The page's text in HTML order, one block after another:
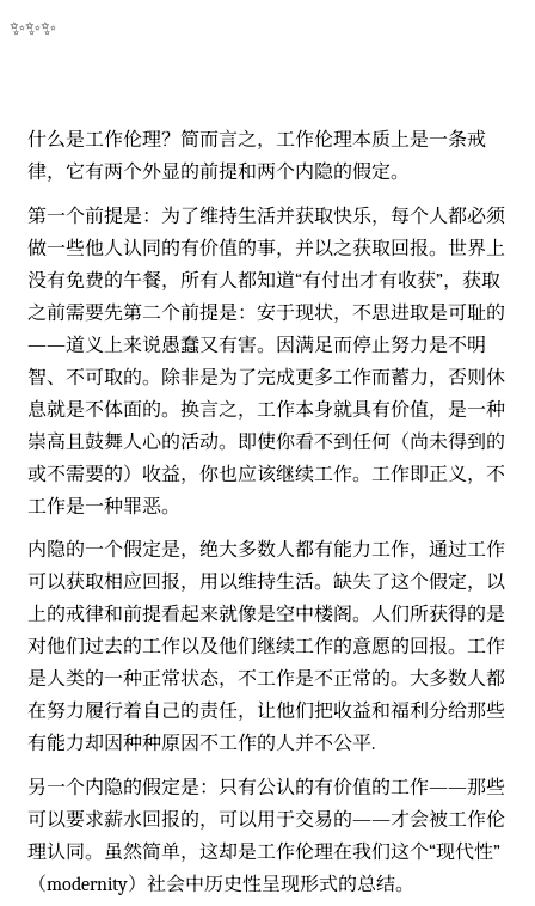
✨✨✨
什么是工作伦理？简而言之，工作伦理本质上是一条戒
律，它有两个外显的前提和两个内隐的假定。
第一个前提是：为了维持生活并获取快乐，每个人都必须
做一些他人认同的有价值的事，并以之获取回报。世界上
没有免费的午餐，所有人都知道“有付出才有收获”，获取
之前需要先第二个前提是：安于现状，不思进取是可耻的
——道义上来说愚蠢又有害。因满足而停止努力是不明
智、不可取的。除非是为了完成更多工作而蓄力，否则休
息就是不体面的。换言之，工作本身就具有价值，是一种
崇高且鼓舞人心的活动。即使你看不到任何（尚未得到的
或不需要的）收益，你也应该继续工作。工作即正义，不
工作是一种罪恶。
内隐的一个假定是，绝大多数人都有能力工作，通过工作
可以获取相应回报，用以维持生活。缺失了这个假定，以
上的戒律和前提看起来就像是空中楼阁。人们所获得的是
对他们过去的工作以及他们继续工作的意愿的回报。工作
是人类的一种正常状态，不工作是不正常的。大多数人都
在努力履行着自己的责任，让他们把收益和福利分给那些
有能力却因种种原因不工作的人并不公平.
另一个内隐的假定是：只有公认的有价值的工作——那些
可以要求薪水回报的，可以用于交易的——才会被工作伦
理认同。虽然简单，这却是工作伦理在我们这个“现代性”
（modernity）社会中历史性呈现形式的总结。